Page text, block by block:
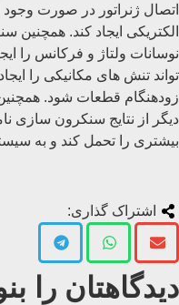
اتصال ژنراتور در صورت وجود
الکتریکی ایجاد کند. همچنین
نوسانات ولتاژ و فرکانس را
تواند تنش های مکانیکی را
زودهنگام قطعات شود.
دیگر از نتایج سنکرون سازی
بیشتری را تحمل کند و به
اشتراک گذاری:
دیدگاهتان را